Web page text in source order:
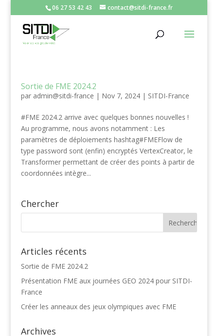
06 27 53 42 43 contact@sitdi-france.fr
Sortie de FME 2024.2
par admin@sitdi-france | Nov 7, 2024| SITDI-France
#FME 2024.2 arrive avec quelques bonnes nouvelles !
Au programme, nous avons notamment : Les
paramètres de déploiements hashtag#FMEFlow de
type password sont (enfin) encryptés VertexCreator, le
Transformer permettant de créer des points à partir de
coordonnées intègre...
Chercher
Articles récents
Sortie de FME 2024.2
Présentation FME aux journées GEO 2024 pour SITDI-
France
Créer les anneaux des jeux olympiques avec FME
Archives